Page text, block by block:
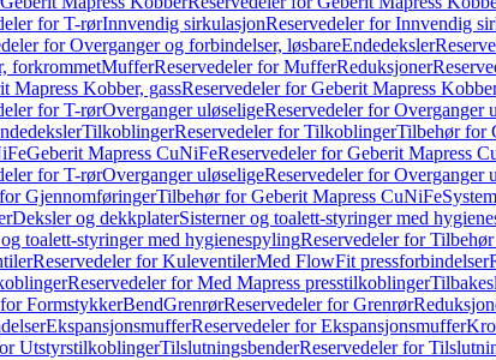
for T-rørInnvendig sirkulasjonReservedeler for Innvendig
for Overganger og forbindelser, løsbareEndedeksler
forkrommetMufferReservedeler for MufferReduksjoner
Mapress Kobber, gassReservedeler for Geberit Mapress
for T-rørOverganger uløseligeReservedeler for Overganger
TilkoblingerReservedeler for TilkoblingerTilbehør for
Geberit Mapress CuNiFeReservedeler for Geberit Mapress
for T-rørOverganger uløseligeReservedeler for Overganger
GjennomføringerTilbehør for Geberit Mapress CuNiFe
Deksler og dekkplaterSisterner og toalett-styringer med
toalett-styringer med hygienespylingReservedeler for
Reservedeler for KuleventilerMed FlowFit pressforbindelser
Reservedeler for Med Mapress presstilkoblinger
FormstykkerBendGrenrørReservedeler for Grenrør
EkspansjonsmufferReservedeler for Ekspansjonsmuffer
UtstyrstilkoblingerTilslutningsbenderReservedeler for